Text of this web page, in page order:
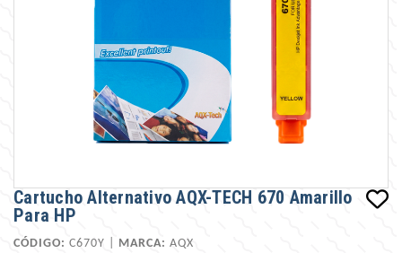
Cartucho Alternativo AQX-TECH 670 Amarillo
Para HP
CÓDIGO: C670Y | MARCA: AQX